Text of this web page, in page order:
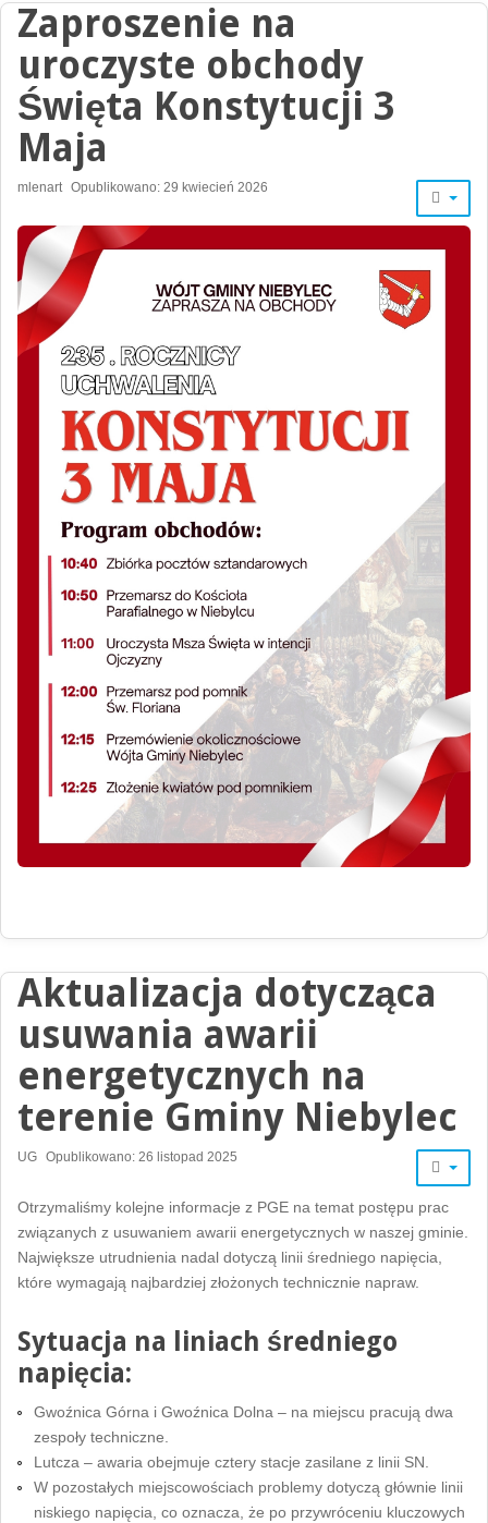
Zaproszenie na
uroczyste obchody
Święta Konstytucji 3
Maja
mlenart Opublikowano: 29 kwiecień 2026
Aktualizacja dotycząca
usuwania awarii
energetycznych na
terenie Gminy Niebylec
UG Opublikowano: 26 listopad 2025
Otrzymaliśmy kolejne informacje z PGE na temat postępu prac
związanych z usuwaniem awarii energetycznych w naszej gminie.
Największe utrudnienia nadal dotyczą linii średniego napięcia,
które wymagają najbardziej złożonych technicznie napraw.
Sytuacja na liniach średniego
napięcia:
Gwoźnica Górna i Gwoźnica Dolna – na miejscu pracują dwa
zespoły techniczne.
Lutcza – awaria obejmuje cztery stacje zasilane z linii SN.
W pozostałych miejscowościach problemy dotyczą głównie linii
niskiego napięcia, co oznacza, że po przywróceniu kluczowych